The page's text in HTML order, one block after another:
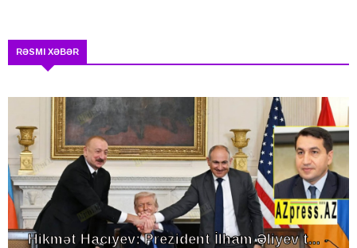
RƏSMI XƏBƏR
Hikmət Hacıyev: Prezident İlham Əliyev t...